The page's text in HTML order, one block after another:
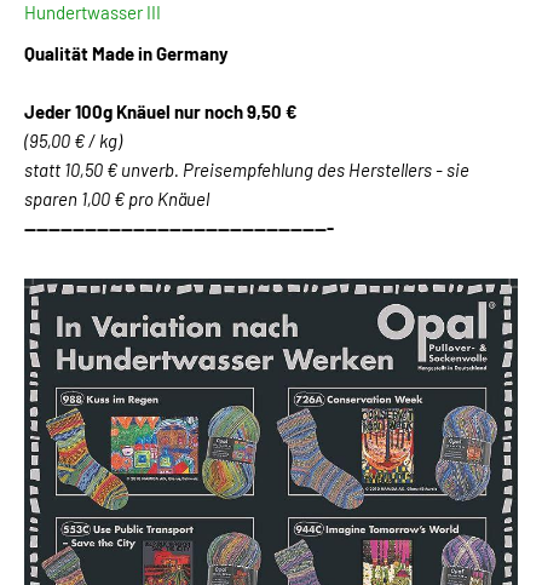
Hundertwasser III
Qualität Made in Germany
Jeder 100g Knäuel nur noch 9,50 €
(95,00 € / kg)
statt 10,50 € unverb. Preisempfehlung des Herstellers - sie
sparen 1,00 € pro Knäuel
---------------------------------------------------